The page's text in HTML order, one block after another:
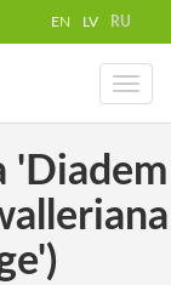
EN LV RU
Toggle
'Diadem